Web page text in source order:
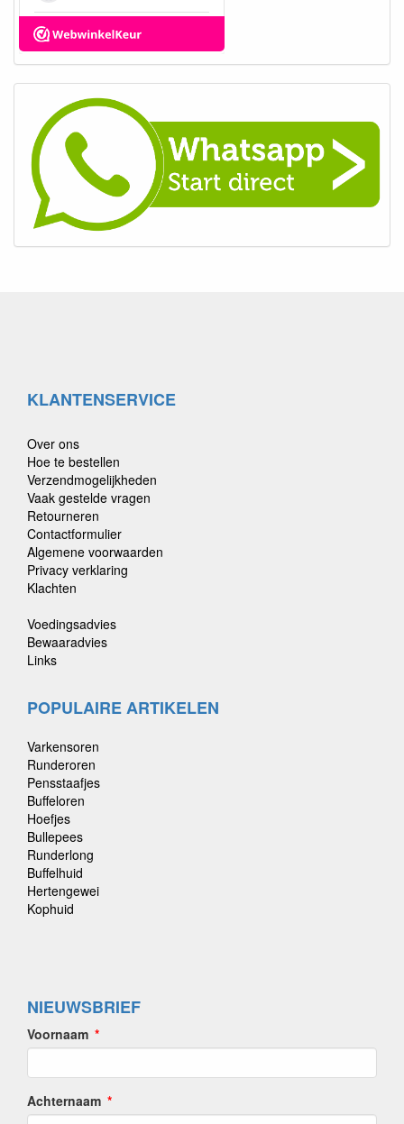
KLANTENSERVICE
Over ons
Hoe te bestellen
Verzendmogelijkheden
Vaak gestelde vragen
Retourneren
Contactformulier
Algemene voorwaarden
Privacy verklaring
Klachten
Voedingsadvies
Bewaaradvies
Links
POPULAIRE ARTIKELEN
Varkensoren
Runderoren
Pensstaafjes
Buffeloren
Hoefjes
Bullepees
Runderlong
Buffelhuid
Hertengewei
Kophuid
NIEUWSBRIEF
Voornaam
Achternaam